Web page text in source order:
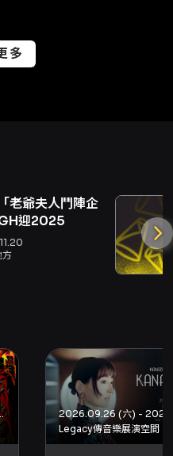
與安全：禁止攜帶外
入場規定與工作人員指
同有價證券，遺失、毀
。 - 購票系統與付
現金購票需於列
付款，逾時訂單將被取
洽 KKTIX 客服或寄信至
多
老爺夫人鬥陣企
迎2025
方
(日)
Legacy傳音樂展演空間